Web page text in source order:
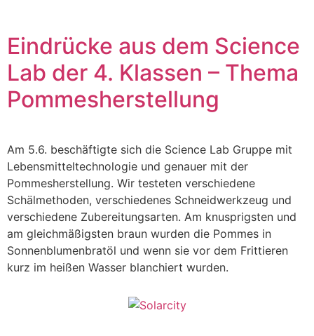
Eindrücke aus dem Science
Lab der 4. Klassen – Thema
Pommesherstellung
Am 5.6. beschäftigte sich die Science Lab Gruppe mit
Lebensmitteltechnologie und genauer mit der
Pommesherstellung. Wir testeten verschiedene
Schälmethoden, verschiedenes Schneidwerkzeug und
verschiedene Zubereitungsarten. Am knusprigsten und
am gleichmäßigsten braun wurden die Pommes in
Sonnenblumenbratöl und wenn sie vor dem Frittieren
kurz im heißen Wasser blanchiert wurden.